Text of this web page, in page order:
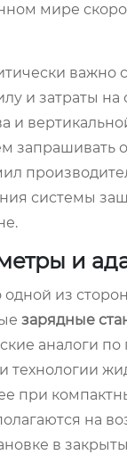
мире
важно
и затраты
и
системы
и
одной из
зарядные
аналоги
при
на
в